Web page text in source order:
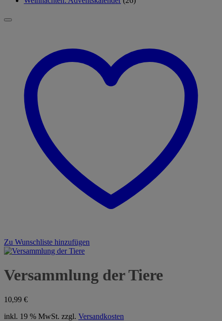
Zu Wunschliste hinzufügen
Versammlung der Tiere
10,99 €
inkl. 19 % MwSt. zzgl. Versandkosten